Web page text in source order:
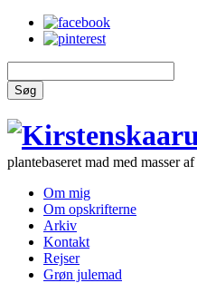
Søg
plantebaseret mad med masser
Om mig
Om opskrifterne
Arkiv
Kontakt
Rejser
Grøn julemad